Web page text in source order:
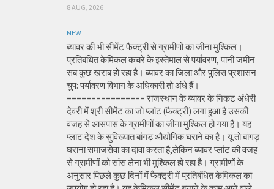
8 AUG, 2026
NEW
ब्यावर की भी सीमेंट फैक्ट्री से ग्रामीणों का जीना मुश्किल।
प्रतिबंधित केमिकल कचरे के इस्तेमाल से पर्यावरण, पानी जमीन
सब कुछ खराब हो रहा है। ब्यावर का जिला और पुलिस प्रशासन
चुप: पर्यावरण विभाग के अधिकारी तो अंधे हैं।
================ राजस्थान के ब्यावर के निकट अंधेरी
देवरी में श्री सीमेंट का जो प्लांट (फैक्ट्री) लगा हुआ है उसकी
वजह से आसपास के ग्रामीणों का जीना मुश्किल हो गया है। यह
प्लांट देश के सुविख्यात बांगड़ औद्योगिक घराने का है। यूं तो बांगड़
घराना समाजसेवा का दावा करता है,लेकिन ब्यावर प्लांट की वजह
से ग्रामीणों को सांस लेना भी मुश्किल हो रहा है। ग्रामीणों के
अनुसार पिछले कुछ दिनों में फैक्ट्री में प्रतिबंधित केमिकल का